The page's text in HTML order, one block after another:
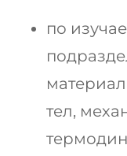
по
тел,